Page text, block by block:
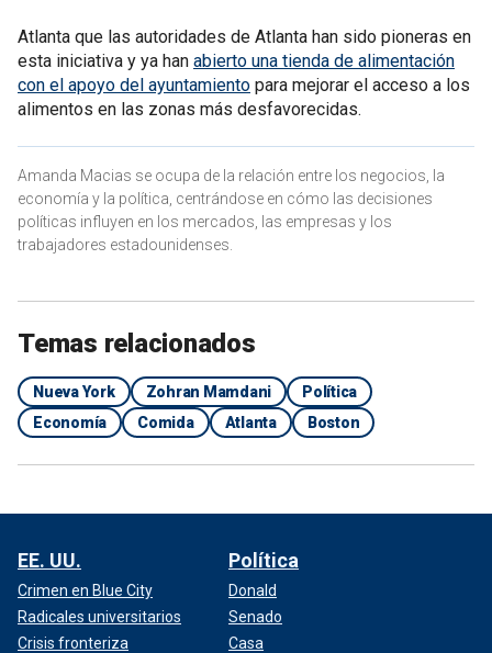
Atlanta que las autoridades de Atlanta han sido pioneras en
esta iniciativa y ya han abierto una tienda de alimentación
con el apoyo del ayuntamiento para mejorar el acceso a los
alimentos en las zonas más desfavorecidas.
Amanda Macias se ocupa de la relación entre los negocios, la
economía y la política, centrándose en cómo las decisiones
políticas influyen en los mercados, las empresas y los
trabajadores estadounidenses.
Temas relacionados
Nueva York Zohran Mamdani
Política
Economía
Comida Atlanta Boston
EE. UU.
Crimen en Blue City
Radicales universitarios
Crisis fronteriza
Política
Donald
Senado
Casa